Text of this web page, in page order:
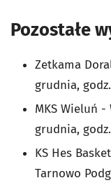
Pozostałe
Zetkama
grudnia,
MKS Wieluń -
grudnia,
KS Hes
Tarnowo